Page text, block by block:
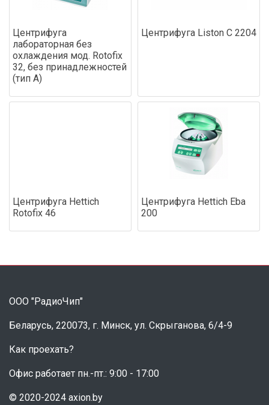
Центрифуга
лабораторная без
охлаждения мод. Rotofix
32, без принадлежностей
(тип А)
Центрифуга Liston C 2204
Центрифуга Hettich
Rotofix 46
Центрифуга Hettich Eba
200
ООО "РадиоЧип"
Беларусь, 220073, г. Минск, ул. Скрыганова, 6/4-9
Как проехать?
Офис работает пн.-пт.: 9:00 - 17:00
© 2020-2024 axion.by